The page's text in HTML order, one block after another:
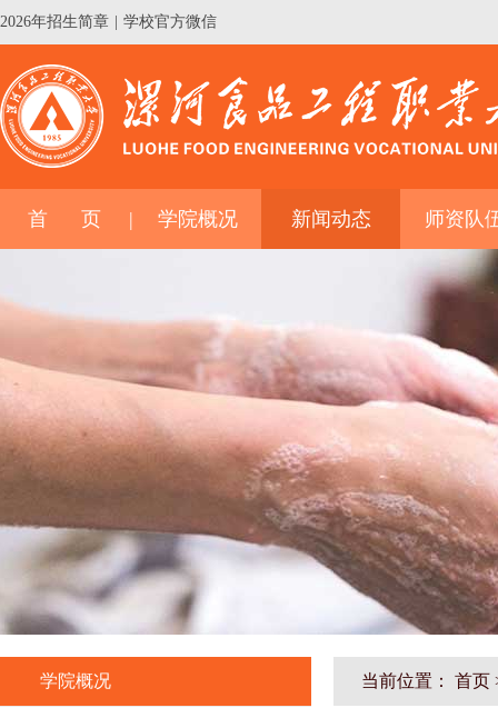
2026年招生简章 学校官方微信
首 页 学院概况 新闻动态 师资队
学院概况 当前位置： 首页